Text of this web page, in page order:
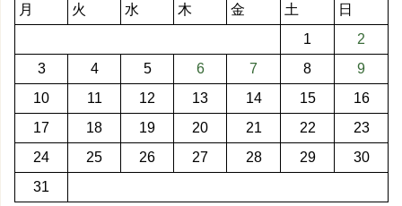
月 火 水 木 金 土
日
1
2
3
4 5 6 7 8
9
10
11 12 13 14 15
16
17
18 19 20 21 22
23
24
25 26 27 28 29
30
31